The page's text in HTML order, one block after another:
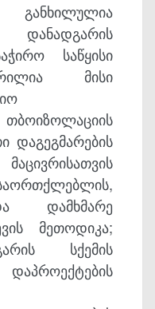
საწყისი
მისი
დაგეგმარების
დამხმარე
მეთოდიკა;
სქემის